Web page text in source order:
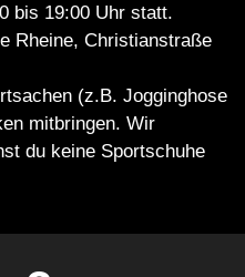
bis 19:00 Uhr statt.
Rheine, Christianstraße
(z.B. Jogginghose
mitbringen. Wir
du keine Sportschuhe